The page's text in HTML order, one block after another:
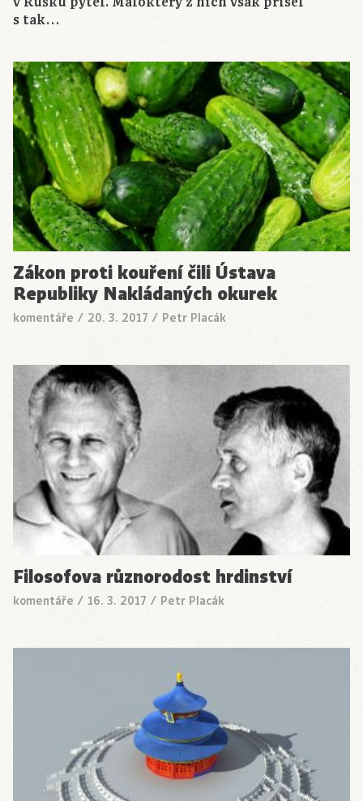
s tak…
Zákon proti kouření čili Ústava
Republiky Nakládaných okurek
komentáře / 20. 3. 2017 / Petr Placák
Filosofova různorodost hrdinství
komentáře / 16. 3. 2017 / Petr Placák